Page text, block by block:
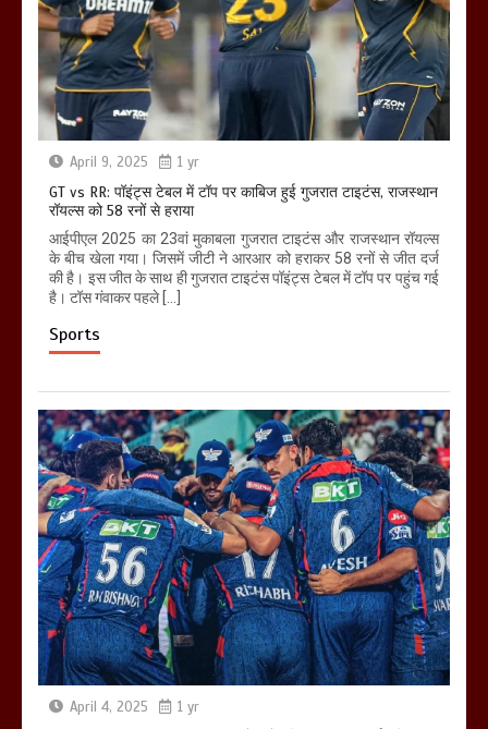
April 9, 2025 1 yr
GT vs RR: पॉइंट्स टेबल में टॉप पर काबिज हुई गुजरात टाइटंस, राजस्थान
रॉयल्स को 58 रनों से हराया
आईपीएल 2025 का 23वां मुकाबला गुजरात टाइटंस और राजस्थान रॉयल्स
के बीच खेला गया। जिसमें जीटी ने आरआर को हराकर 58 रनों से जीत दर्ज
की है। इस जीत के साथ ही गुजरात टाइटंस पॉइंट्स टेबल में टॉप पर पहुंच गई
है। टॉस गंवाकर पहले […]
Sports
April 4, 2025 1 yr